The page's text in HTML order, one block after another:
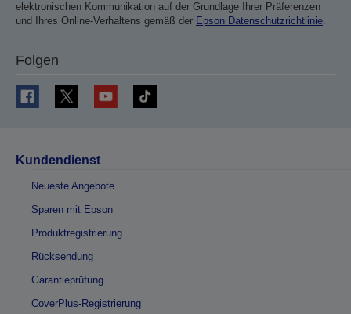
elektronischen Kommunikation auf der Grundlage Ihrer Präferenzen
und Ihres Online-Verhaltens gemäß der Epson Datenschutzrichtlinie.
Folgen
Kundendienst
Neueste Angebote
Sparen mit Epson
Produktregistrierung
Rücksendung
Garantieprüfung
CoverPlus-Registrierung